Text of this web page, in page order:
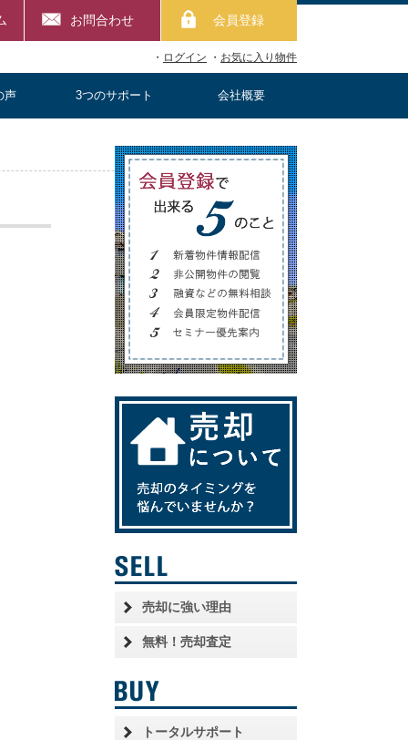
お問合わせ 会員登録
・ ログイン ・ お気に入り物件
声 3つのサポート 会社概要
売却に強い理由
無料！売却査定
トータルサポート